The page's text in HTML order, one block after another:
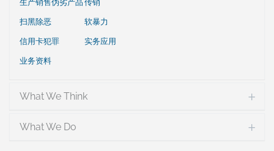
扫黑除恶
软暴力
信用卡犯罪
实务应用
业务资料
What We Think
What We Do